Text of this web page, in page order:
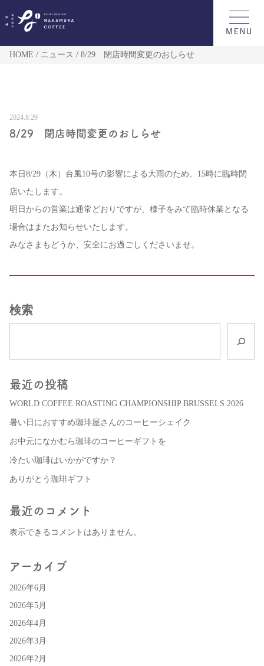
HOME ニュース 8/29 閉店時間変更のおしらせ
2024.8.29
8/29 閉店時間変更のおしらせ
本日8/29（木）台風10号の影響による大雨のため、15時に臨時閉
店いたします。
明日からの営業は通常どおりですが、様子をみて臨時休業となる
場合はまたお知らせいたします。
みなさまもどうか、安全にお過ごしくださいませ。
検索
最近の投稿
WORLD COFFEE ROASTING CHAMPIONSHIP BRUSSELS 2026
暑い日におすすめ珈琲屋さんのコーヒーシェイク
お中元になかむら珈琲のコーヒーギフトを
冷たい珈琲はいかがですか？
ありがとう珈琲ギフト
最近のコメント
表示できるコメントはありません。
アーカイブ
2026年6月
2026年5月
2026年4月
2026年3月
2026年2月